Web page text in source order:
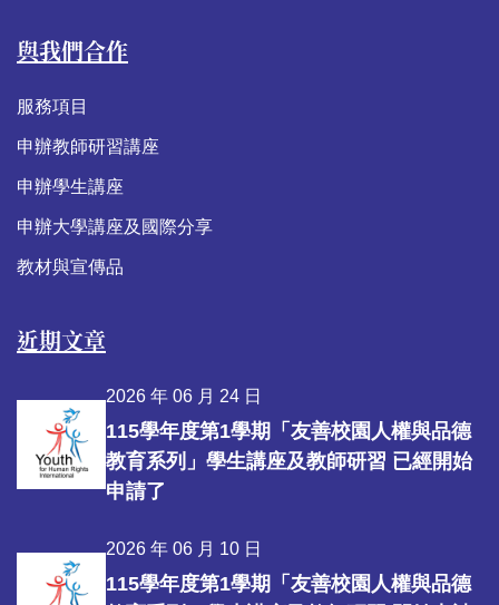
與我們合作
服務項目
申辦教師研習講座
申辦學生講座
申辦大學講座及國際分享
教材與宣傳品
近期文章
2026 年 06 月 24 日
115學年度第1學期「友善校園人權與品德
教育系列」學生講座及教師研習 已經開始
申請了
2026 年 06 月 10 日
115學年度第1學期「友善校園人權與品德